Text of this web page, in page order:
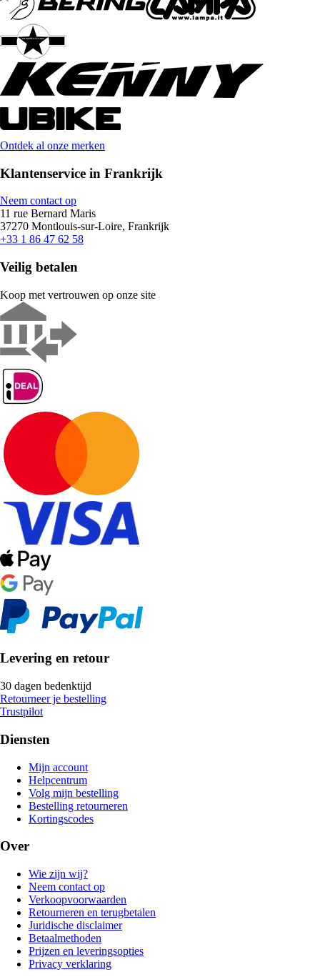
Ontdek al onze merken
Klantenservice in Frankrijk
Neem contact op
11 rue Bernard Maris
37270 Montlouis-sur-Loire, Frankrijk
+33 1 86 47 62 58
Veilig betalen
Koop met vertrouwen op onze site
Levering en retour
30 dagen bedenktijd
Retourneer je bestelling
Trustpilot
Diensten
Mijn account
Helpcentrum
Volg mijn bestelling
Bestelling retourneren
Kortingscodes
Over
Wie zijn wij?
Neem contact op
Verkoopvoorwaarden
Retourneren en terugbetalen
Juridische disclaimer
Betaalmethoden
Prijzen en leveringsopties
Privacy verklaring